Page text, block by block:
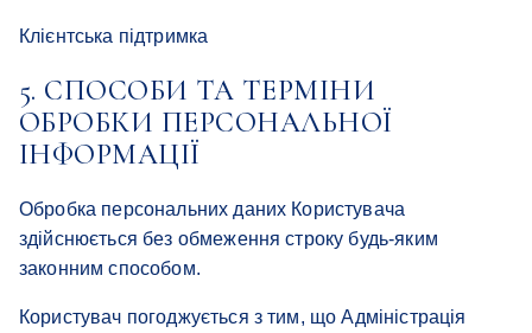
Клієнтська підтримка
5. СПОСОБИ ТА ТЕРМІНИ
ОБРОБКИ ПЕРСОНАЛЬНОЇ
ІНФОРМАЦІЇ
Обробка персональних даних Користувача
здійснюється без обмеження строку будь-яким
законним способом.
Користувач погоджується з тим, що Адміністрація